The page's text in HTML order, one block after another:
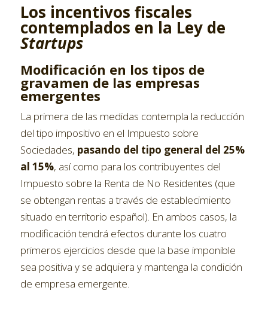
Los incentivos fiscales
contemplados en la Ley de
Startups
Modificación en los tipos de
gravamen de las empresas
emergentes
La primera de las medidas contempla la reducción
del tipo impositivo en el Impuesto sobre
Sociedades, pasando del tipo general del 25%
al 15%, así como para los contribuyentes del
Impuesto sobre la Renta de No Residentes (que
se obtengan rentas a través de establecimiento
situado en territorio español). En ambos casos, la
modificación tendrá efectos durante los cuatro
primeros ejercicios desde que la base imponible
sea positiva y se adquiera y mantenga la condición
de empresa emergente.